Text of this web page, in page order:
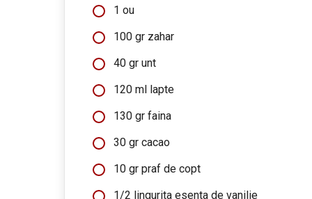
1 ou
100 gr zahar
40 gr unt
120 ml lapte
130 gr faina
30 gr cacao
10 gr praf de copt
1/2 lingurita esenta de vanilie